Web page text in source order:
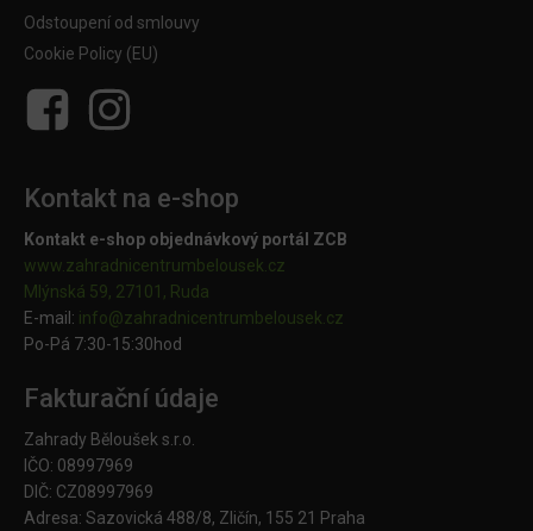
Odstoupení od smlouvy
Cookie Policy (EU)
Kontakt na e-shop
Kontakt e-shop objednávkový portál ZCB
www.zahradnicentrumbelousek.cz
Mlýnská 59, 27101, Ruda
E-mail: info@zahradnicentrumbelousek. cz
Po-Pá 7:30-15:30hod
Fakturační údaje
Zahrady Běloušek s.r.o.
IČO: 08997969
DIČ: CZ08997969
Adresa: Sazovická 488/8, Zličín, 155 21 Praha